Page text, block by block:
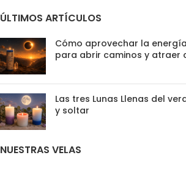
ÚLTIMOS ARTÍCULOS
Cómo aprovechar la
para abrir caminos y atraer
Las tres Lunas Llenas del
y soltar
NUESTRAS VELAS